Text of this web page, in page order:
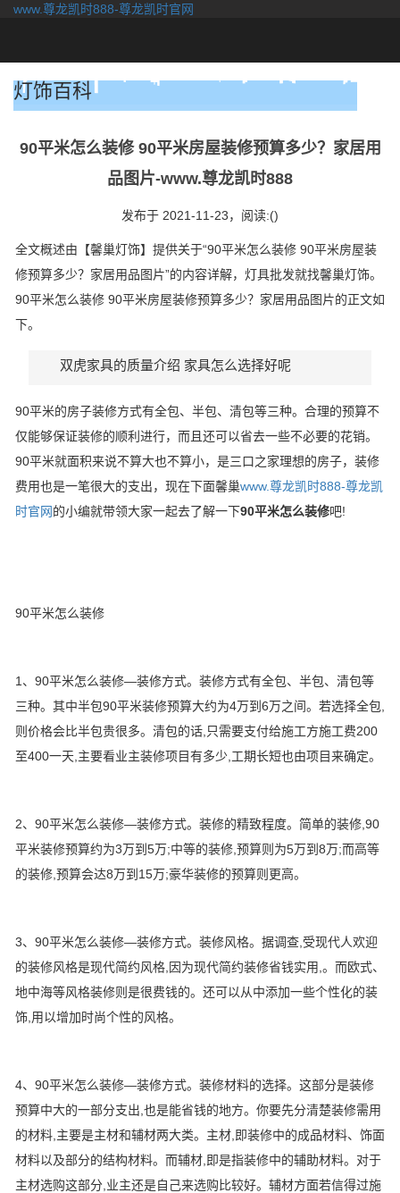
www.尊龙凯时888-尊龙凯时官网
灯饰百科
90平米怎么装修 90平米房屋装修预算多少？家居用
品图片-www.尊龙凯时888
发布于 2021-11-23， 阅读:()
全文概述由【馨巢灯饰】提供关于“90平米怎么装修 90平米房屋装
修预算多少？家居用品图片”的内容详解，灯具批发就找馨巢灯饰。
90平米怎么装修 90平米房屋装修预算多少？家居用品图片的正文如
下。
双虎家具的质量介绍 家具怎么选择好呢
90平米的房子装修方式有全包、半包、清包等三种。合理的预算不
仅能够保证装修的顺利进行，而且还可以省去一些不必要的花销。
90平米就面积来说不算大也不算小，是三口之家理想的房子，装修
费用也是一笔很大的支出，现在下面馨巢www.尊龙凯时888-尊龙凯
时官网的小编就带领大家一起去了解一下90平米怎么装修吧!
90平米怎么装修
1、90平米怎么装修—装修方式。装修方式有全包、半包、清包等
三种。其中半包90平米装修预算大约为4万到6万之间。若选择全包,
则价格会比半包贵很多。清包的话,只需要支付给施工方施工费200
至400一天,主要看业主装修项目有多少,工期长短也由项目来确定。
2、90平米怎么装修—装修方式。装修的精致程度。简单的装修,90
平米装修预算约为3万到5万;中等的装修,预算则为5万到8万;而高等
的装修,预算会达8万到15万;豪华装修的预算则更高。
3、90平米怎么装修—装修方式。装修风格。据调查,受现代人欢迎
的装修风格是现代简约风格,因为现代简约装修省钱实用,。而欧式、
地中海等风格装修则是很费钱的。还可以从中添加一些个性化的装
饰,用以增加时尚个性的风格。
4、90平米怎么装修—装修方式。装修材料的选择。这部分是装修
预算中大的一部分支出,也是能省钱的地方。你要先分清楚装修需用
的材料,主要是主材和辅材两大类。主材,即装修中的成品材料、饰面
材料以及部分的结构材料。而辅材,即是指装修中的辅助材料。对于
主材选购这部分,业主还是自己来选购比较好。辅材方面若信得过施